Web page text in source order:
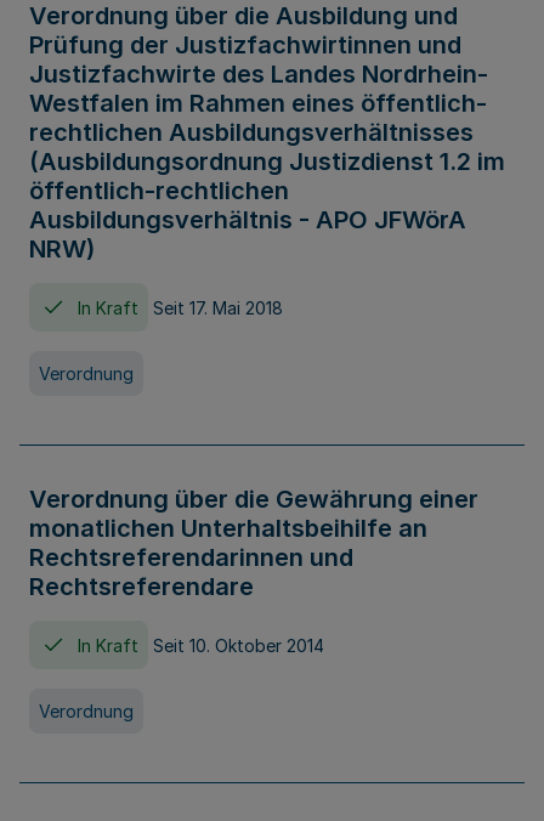
Verordnung über die Ausbildung und
Prüfung der Justizfachwirtinnen und
Justizfachwirte des Landes Nordrhein-
Westfalen im Rahmen eines öffentlich-
rechtlichen Ausbildungsverhältnisses
(Ausbildungsordnung Justizdienst 1.2 im
öffentlich-rechtlichen
Ausbildungsverhältnis - APO JFWörA
NRW)
In Kraft Seit 17. Mai 2018
Verordnung
Verordnung über die Gewährung einer
monatlichen Unterhaltsbeihilfe an
Rechtsreferendarinnen und
Rechtsreferendare
In Kraft Seit 10. Oktober 2014
Verordnung